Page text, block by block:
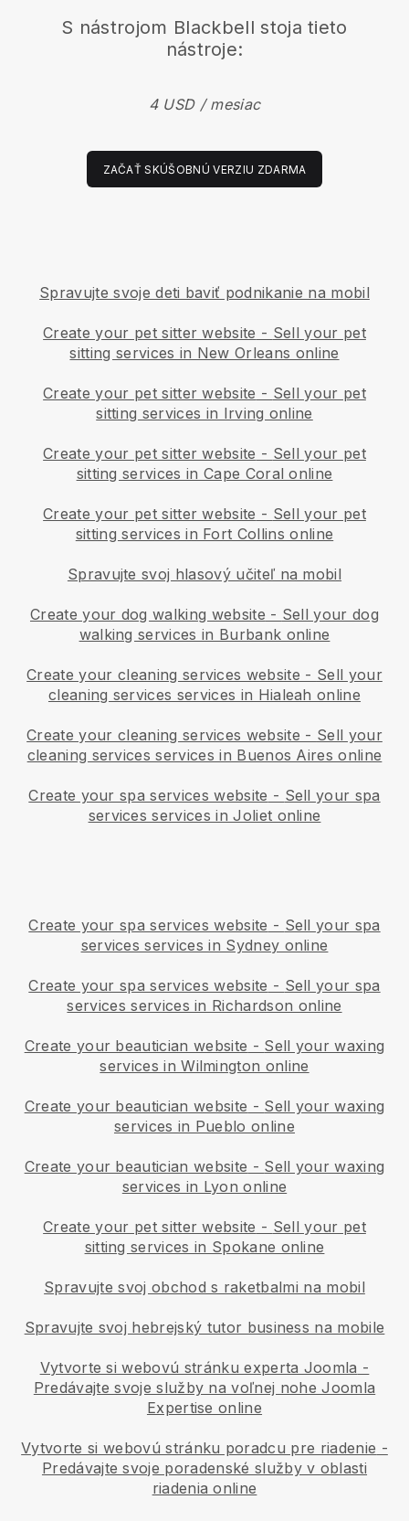
S nástrojom Blackbell stoja tieto
nástroje:
4 USD / mesiac
ZAČAŤ SKÚŠOBNÚ VERZIU ZDARMA
Spravujte svoje deti baviť podnikanie na mobil
Create your pet sitter website - Sell your pet
sitting services in New Orleans online
Create your pet sitter website - Sell your pet
sitting services in Irving online
Create your pet sitter website - Sell your pet
sitting services in Cape Coral online
Create your pet sitter website - Sell your pet
sitting services in Fort Collins online
Spravujte svoj hlasový učiteľ na mobil
Create your dog walking website - Sell your dog
walking services in Burbank online
Create your cleaning services website - Sell your
cleaning services services in Hialeah online
Create your cleaning services website - Sell your
cleaning services services in Buenos Aires online
Create your spa services website - Sell your spa
services services in Joliet online
Create your spa services website - Sell your spa
services services in Sydney online
Create your spa services website - Sell your spa
services services in Richardson online
Create your beautician website - Sell your waxing
services in Wilmington online
Create your beautician website - Sell your waxing
services in Pueblo online
Create your beautician website - Sell your waxing
services in Lyon online
Create your pet sitter website - Sell your pet
sitting services in Spokane online
Spravujte svoj obchod s raketbalmi na mobil
Spravujte svoj hebrejský tutor business na mobile
Vytvorte si webovú stránku experta Joomla -
Predávajte svoje služby na voľnej nohe Joomla
Expertise online
Vytvorte si webovú stránku poradcu pre riadenie -
Predávajte svoje poradenské služby v oblasti
riadenia online